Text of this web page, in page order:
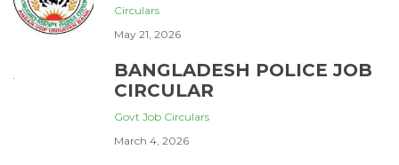
Circulars
May 21, 2026
BANGLADESH POLICE JOB
CIRCULAR
Govt Job Circulars
March 4, 2026